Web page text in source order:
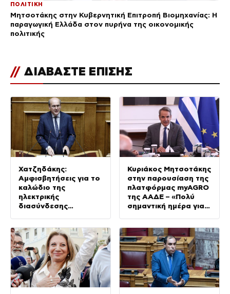
ΠΟΛΙΤΙΚΗ
Μητσοτάκης στην Κυβερνητική Επιτροπή Βιομηχανίας: Η
παραγωγική Ελλάδα στον πυρήνα της οικονομικής
πολιτικής
// ΔΙΑΒΑΣΤΕ ΕΠΙΣΗΣ
Χατζηδάκης:
Αμφισβητήσεις για το
καλώδιο της
ηλεκτρικής
διασύνδεσης
Κυριάκος Μητσοτάκης
στην παρουσίαση της
πλατφόρμας myAGRO
της ΑΑΔΕ – «Πολύ
σημαντική ημέρα για